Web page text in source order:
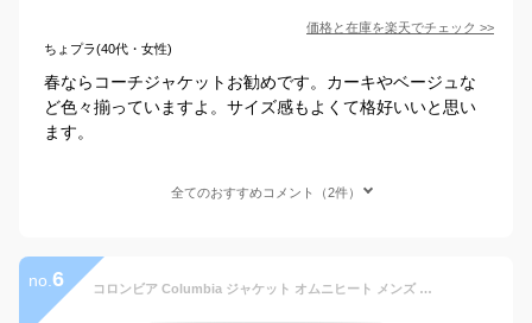
価格と在庫を楽天でチェック >>
ちょプラ(40代・女性)
春ならコーチジャケットお勧めです。カーキやベージュな
ど色々揃っていますよ。サイズ感もよくて格好いいと思い
ます。
全てのおすすめコメント（2件）
no. 6 コロンビア Columbia ジャケット オムニヒート メンズ オークハーバー 2 II インシュレーテッド ( Oak Harbor II Insulated JKT オークハーバー 保温 防水 暖かい あったか 防寒 中綿入りジャケット JACKET アウター ジャンパー・ブルゾン Colombia Colonbia WE3085 )